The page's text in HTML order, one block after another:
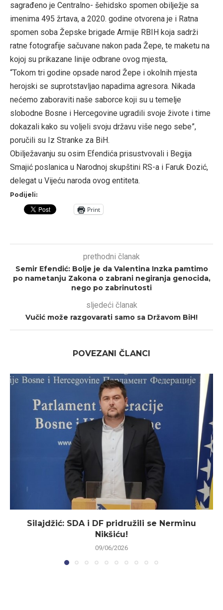
sagrađeno je Centralno- šehidsko spomen obilježje sa
imenima 495 žrtava, a 2020. godine otvorena je i Ratna
spomen soba Žepske brigade Armije RBIH koja sadrži
ratne fotografije sačuvane nakon pada Žepe, te maketu na
kojoj su prikazane linije odbrane ovog mjesta,.
“Tokom tri godine opsade narod Žepe i okolnih mjesta
herojski se suprotstavljao napadima agresora. Nikada
nećemo zaboraviti naše saborce koji su u temelje
slobodne Bosne i Hercegovine ugradili svoje živote i time
dokazali kako su voljeli svoju državu više nego sebe”,
poručili su Iz Stranke za BiH.
Obilježavanju su osim Efendića prisustvovali i Begija
Smajić poslanica u Narodnoj skupštini RS-a i Faruk Đozić,
delegat u Vijeću naroda ovog entiteta.
Podijeli:
Print
prethodni članak
Semir Efendić: Bolje je da Valentina Inzka pamtimo
po nametanju Zakona o zabrani negiranja genocida,
nego po zabrinutosti
sljedeći članak
Vučić može razgovarati samo sa Državom BiH!
POVEZANI ČLANCI
Silajdžić: SDA i DF pridružili se Nerminu
Nikšiću!
09/06/2026